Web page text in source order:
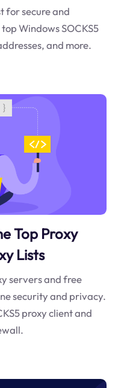
for secure and
Windows SOCKS5
and more.
Top Proxy
Lists
servers and free
security and privacy.
proxy client and